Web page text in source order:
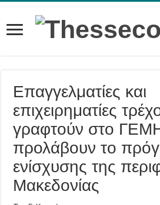
Επαγγελματίες και
επιχειρηματίες
γραφτούν στο
προλάβουν το
ενίσχυσης της
Μακεδονίας